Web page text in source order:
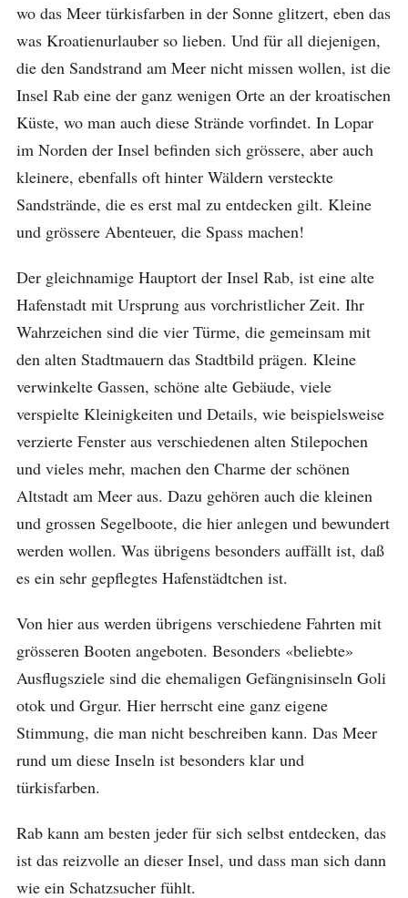
wo das Meer türkisfarben in der Sonne glitzert, eben das
was Kroatienurlauber so lieben. Und für all diejenigen,
die den Sandstrand am Meer nicht missen wollen, ist die
Insel Rab eine der ganz wenigen Orte an der kroatischen
Küste, wo man auch diese Strände vorfindet. In Lopar
im Norden der Insel befinden sich grössere, aber auch
kleinere, ebenfalls oft hinter Wäldern versteckte
Sandstrände, die es erst mal zu entdecken gilt. Kleine
und grössere Abenteuer, die Spass machen!
Der gleichnamige Hauptort der Insel Rab, ist eine alte
Hafenstadt mit Ursprung aus vorchristlicher Zeit. Ihr
Wahrzeichen sind die vier Türme, die gemeinsam mit
den alten Stadtmauern das Stadtbild prägen. Kleine
verwinkelte Gassen, schöne alte Gebäude, viele
verspielte Kleinigkeiten und Details, wie beispielsweise
verzierte Fenster aus verschiedenen alten Stilepochen
und vieles mehr, machen den Charme der schönen
Altstadt am Meer aus. Dazu gehören auch die kleinen
und grossen Segelboote, die hier anlegen und bewundert
werden wollen. Was übrigens besonders auffällt ist, daß
es ein sehr gepflegtes Hafenstädtchen ist.
Von hier aus werden übrigens verschiedene Fahrten mit
grösseren Booten angeboten. Besonders «beliebte»
Ausflugsziele sind die ehemaligen Gefängnisinseln Goli
otok und Grgur. Hier herrscht eine ganz eigene
Stimmung, die man nicht beschreiben kann. Das Meer
rund um diese Inseln ist besonders klar und
türkisfarben.
Rab kann am besten jeder für sich selbst entdecken, das
ist das reizvolle an dieser Insel, und dass man sich dann
wie ein Schatzsucher fühlt.